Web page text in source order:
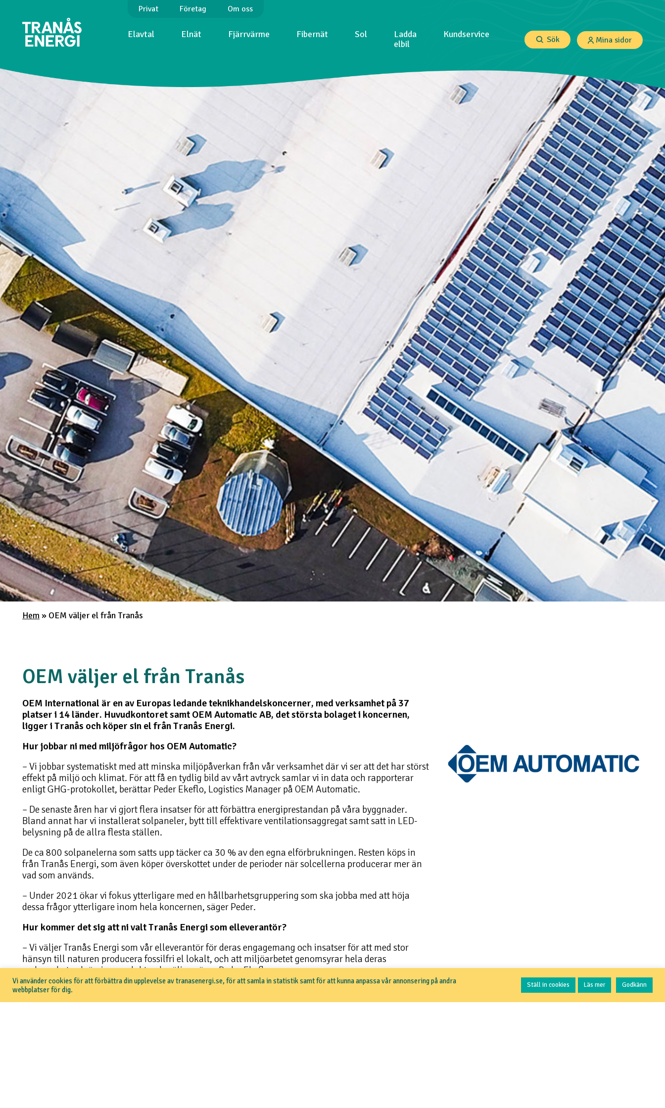
Privat Företag Om oss
Elavtal Elnät Fjärrvärme Fibernät Sol
Ladda
elbil
Kundservice Sök Mina sidor
Hem » OEM väljer el från Tranås
OEM väljer el från Tranås
OEM International är en av Europas ledande teknikhandelskoncerner, med verksamhet på 37
platser i 14 länder. Huvudkontoret samt OEM Automatic AB, det största bolaget i koncernen,
ligger i Tranås och köper sin el från Tranås Energi.
Hur jobbar ni med miljöfrågor hos OEM Automatic?
– Vi jobbar systematiskt med att minska miljöpåverkan från vår verksamhet där vi ser att det har störst
effekt på miljö och klimat. För att få en tydlig bild av vårt avtryck samlar vi in data och rapporterar
enligt GHG-protokollet, berättar Peder Ekeflo, Logistics Manager på OEM Automatic.
– De senaste åren har vi gjort flera insatser för att förbättra energiprestandan på våra byggnader.
Bland annat har vi installerat solpaneler, bytt till effektivare ventilationsaggregat samt satt in LED-
belysning på de allra flesta ställen.
De ca 800 solpanelerna som satts upp täcker ca 30 % av den egna elförbrukningen. Resten köps in
från Tranås Energi, som även köper överskottet under de perioder när solcellerna producerar mer än
vad som används.
– Under 2021 ökar vi fokus ytterligare med en hållbarhetsgruppering som ska jobba med att höja
dessa frågor ytterligare inom hela koncernen, säger Peder.
Hur kommer det sig att ni valt Tranås Energi som elleverantör?
– Vi väljer Tranås Energi som vår elleverantör för deras engagemang och insatser för att med stor
hänsyn till naturen producera fossilfri el lokalt, och att miljöarbetet genomsyrar hela deras
verksamhet och övriga produkter de säljer, säger Peder Ekeflo.
Du kan läsa mer om OEM Automatic på
Vi använder cookies för att förbättra din upplevelse av tranasenergi.se, för att samla in statistik samt för att kunna anpassa vår annonsering på andra
webbplatser för dig.
Ställ in cookies Läs mer Godkänn
Kontakta oss